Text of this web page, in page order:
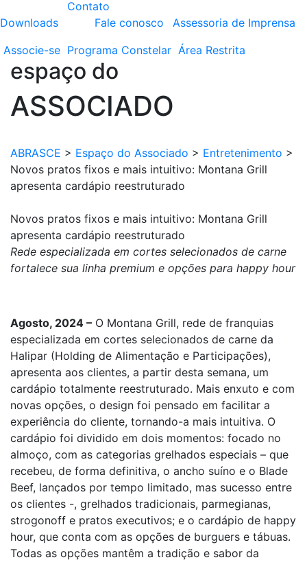
Downloads
Contato
Fale conosco
Assessoria de Imprensa
Associe-se Programa Constelar Área Restrita
espaço do
ASSOCIADO
ABRASCE > Espaço do Associado > Entretenimento >
Novos pratos fixos e mais intuitivo: Montana Grill
apresenta cardápio reestruturado
Novos pratos fixos e mais intuitivo: Montana Grill
apresenta cardápio reestruturado
Rede especializada em cortes selecionados de carne
fortalece sua linha premium e opções para happy hour
Agosto, 2024 – O Montana Grill, rede de franquias
especializada em cortes selecionados de carne da
Halipar (Holding de Alimentação e Participações),
apresenta aos clientes, a partir desta semana, um
cardápio totalmente reestruturado. Mais enxuto e com
novas opções, o design foi pensado em facilitar a
experiência do cliente, tornando-a mais intuitiva. O
cardápio foi dividido em dois momentos: focado no
almoço, com as categorias grelhados especiais – que
recebeu, de forma definitiva, o ancho suíno e o Blade
Beef, lançados por tempo limitado, mas sucesso entre
os clientes -, grelhados tradicionais, parmegianas,
strogonoff e pratos executivos; e o cardápio de happy
hour, que conta com as opções de burguers e tábuas.
Todas as opções mantêm a tradição e sabor da